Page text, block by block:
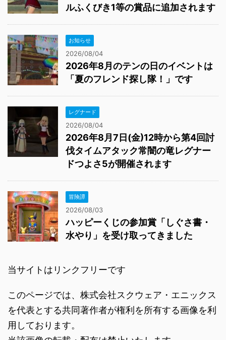
ルふくびき1等の賞品に追加されます
お知らせ
2026/08/04
2026年8月のテンの日のイベントは
「夏のフレンド探し隊！」です
レグナード
2026/08/04
2026年8月7日(金)12時から第4回討
伐タイムアタック常闇の竜レグナー
ドつよさ5が開催されます
冒険譚
2026/08/03
ハッピーくじの参加賞「しぐさ書・
水やり」を受け取ってきました
当サイトはリンクフリーです
このページでは、株式会社スクウェア・エニックス
を代表とする共同著作者が権利を所有する画像を利
用しております。